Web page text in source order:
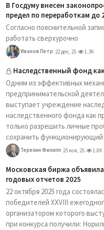
В Госдуму внесен
предел по переработкам до
Согласно пояснительной
работать сверхурочно
Иванов Петр 22 дек, 25 1.3K
Наследственный фонд
Одним из эффективных
предпринимательской
выступает учреждение
наследственного фонда как
только разрешить личные
сохранить функционирующий
Терехин Филипп 25 ноя, 25 1.8K
Московская биржа
годовых отчетов 2025
22 октября 2025 года
победителей XXVIII
организатором которого
при конкурса получили: